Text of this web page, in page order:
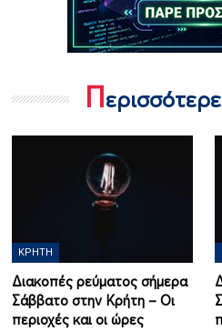
Π
ΚΡΉΤΗ
Διακοπές ρεύματος σήμερα
Σάββατο στην Κρήτη – Οι
περιοχές και οι ώρες